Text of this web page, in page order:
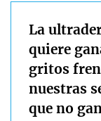
La
quiere
gritos
nuestras
que no